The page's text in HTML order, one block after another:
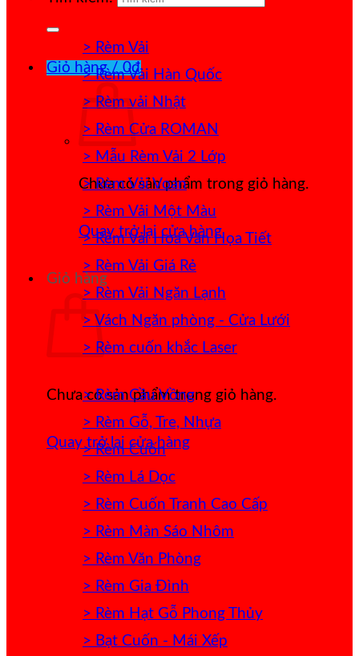
Giỏ hàng /0₫
Chưa có sản phẩm trong giỏ hàng.
Quay trở lại cửa hàng
Giỏ hàng
Chưa có sản phẩm trong giỏ hàng.
Quay trở lại cửa hàng
> Rèm Vải
> Rèm Vải Hàn Quốc
> Rèm vải Nhật
> Rèm Cửa ROMAN
> Mẫu Rèm Vải 2 Lớp
> Rèm Vải Voan
> Rèm Vải Một Màu
> Rèm Vải Hoa Văn Họa Tiết
> Rèm Vải Giá Rẻ
> Rèm Vải Ngăn Lạnh
> Vách Ngăn phòng - Cửa Lưới
> Rèm cuốn khắc Laser
> Rèm Cầu Vồng
> Rèm Gỗ, Tre, Nhựa
> Rèm Cuốn
> Rèm Lá Dọc
> Rèm Cuốn Tranh Cao Cấp
> Rèm Màn Sáo Nhôm
> Rèm Văn Phòng
> Rèm Gia Đình
> Rèm Hạt Gỗ Phong Thủy
> Bạt Cuốn - Mái Xếp